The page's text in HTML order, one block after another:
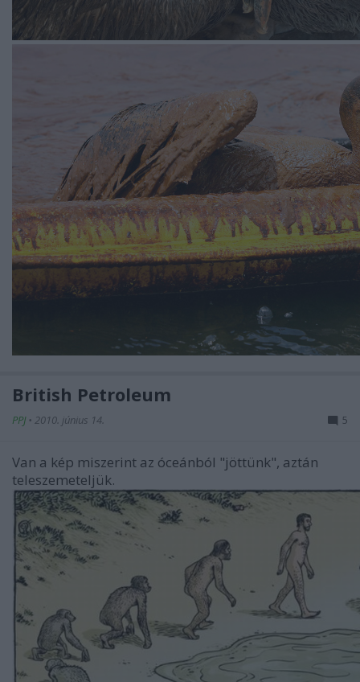
British Petroleum
PPJ • 2010. június 14. 5
Van a kép miszerint az óceánból "jöttünk", aztán
teleszemeteljük.